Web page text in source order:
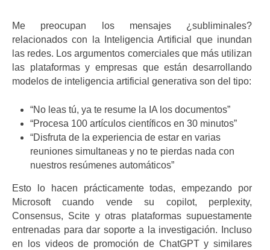
Me preocupan los mensajes ¿subliminales?
relacionados con la Inteligencia Artificial que inundan
las redes. Los argumentos comerciales que más utilizan
las plataformas y empresas que están desarrollando
modelos de inteligencia artificial generativa son del tipo:
“No leas tú, ya te resume la IA los documentos”
“Procesa 100 artículos científicos en 30 minutos”
“Disfruta de la experiencia de estar en varias
reuniones simultaneas y no te pierdas nada con
nuestros resúmenes automáticos”
Esto lo hacen prácticamente todas, empezando por
Microsoft cuando vende su copilot, perplexity,
Consensus, Scite y otras plataformas supuestamente
entrenadas para dar soporte a la investigación. Incluso
en los videos de promoción de ChatGPT y similares